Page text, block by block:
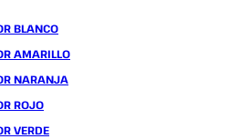
BLANCO
AMARILLO
NARANJA
ROJO
VERDE